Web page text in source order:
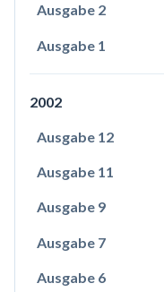
Ausgabe 2
Ausgabe 1
2002
Ausgabe 12
Ausgabe 11
Ausgabe 9
Ausgabe 7
Ausgabe 6